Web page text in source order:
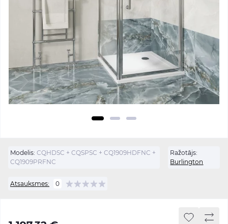
Modelis: CQHDSC + CQSPSC + CQ1909HDFNC +
CQ1909PRFNC
Ražotājs:
Burlington
Atsauksmes: 0